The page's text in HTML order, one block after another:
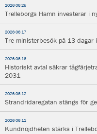
2026 06 25
Trelleborgs Hamn investerar i
2026 06 17
Tre ministerbesök på 13 dagar
2026 06 16
Historiskt avtal säkrar
2031
2026 06 12
Strandridaregatan stängs för
2026 06 11
Kundnöjdheten stärks i